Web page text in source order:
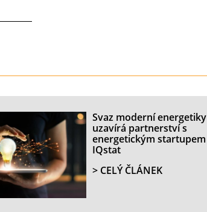
Svaz moderní energetiky
uzavírá partnerství s
energetickým startupem
IQstat
> CELÝ ČLÁNEK